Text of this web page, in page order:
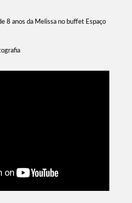
8 anos da Melissa no buffet Espaço